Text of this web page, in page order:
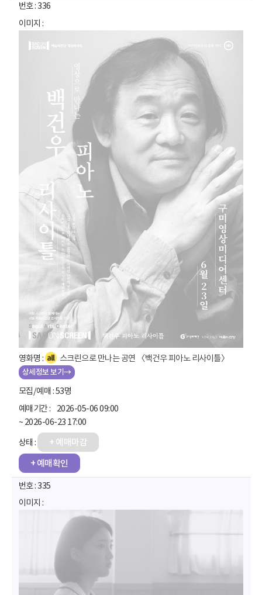
336
스크린으로 만나는 공연 〈백건우 피아노 리사이틀〉
상세정보 보기→
53명
2026-05-06 09:00
~ 2026-06-23 17:00
+ 예매마감
+ 예매확인
335